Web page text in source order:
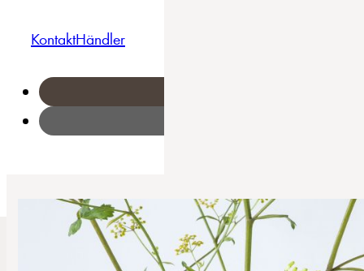
KontaktHändler